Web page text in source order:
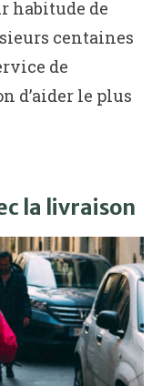
habitude de
centaines
de
d’aider le plus
la livraison